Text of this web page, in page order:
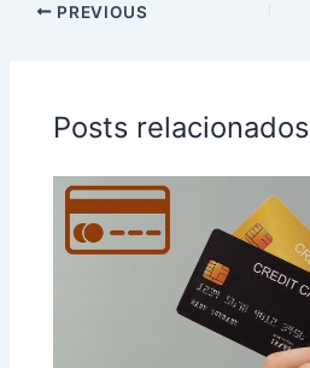
PREVIOUS
Posts relacionados